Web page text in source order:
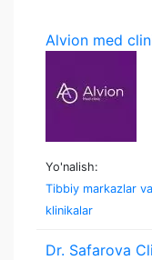
Alvion med
Yo'nalish:
Tibbiy markazlar va
klinikalar
Dr. Safarova